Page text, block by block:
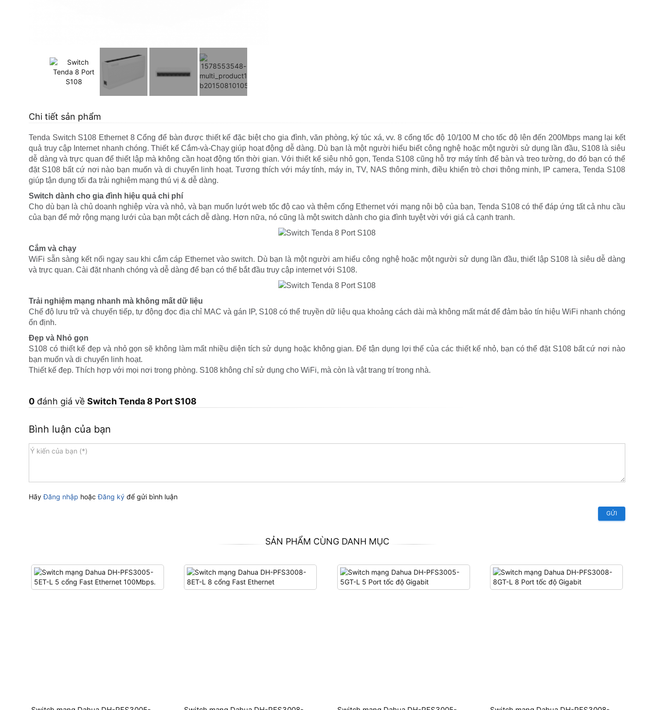
Chi tiết sản phẩm
Tenda Switch S108 Ethernet 8 Cổng để bàn được thiết kế đặc biệt cho gia đình, văn phòng, ký túc xá, vv. 8 cổng tốc độ 10/100 M cho tốc độ lên đến 200Mbps mang lại kết
quả truy cập Internet nhanh chóng. Thiết kế Cắm-và-Chạy giúp hoạt động dễ dàng. Dù bạn là một người hiểu biết công nghệ hoặc một người sử dụng lần đầu, S108 là siêu
dễ dàng và trực quan để thiết lập mà không cần hoạt động tốn thời gian. Với thiết kế siêu nhỏ gọn, Tenda S108 cũng hỗ trợ máy tính để bàn và treo tường, do đó bạn có thể
đặt S108 bất cứ nơi nào bạn muốn và di chuyển linh hoạt. Tương thích với máy tính, máy in, TV, NAS thông minh, điều khiển trò chơi thông minh, IP camera, Tenda S108
giúp tận dụng tối đa trải nghiệm mạng thú vị & dễ dàng.
Switch dành cho gia đình hiệu quả chi phí
Cho dù bạn là chủ doanh nghiệp vừa và nhỏ, và bạn muốn lướt web tốc độ cao và thêm cổng Ethernet với mạng nội bộ của bạn, Tenda S108 có thể đáp ứng tất cả nhu cầu
của bạn để mở rộng mạng lưới của bạn một cách dễ dàng. Hơn nữa, nó cũng là một switch dành cho gia đình tuyệt vời với giá cả cạnh tranh.
Cắm và chạy
WiFi sẵn sàng kết nối ngay sau khi cắm cáp Ethernet vào switch. Dù bạn là một người am hiểu công nghệ hoặc một người sử dụng lần đầu, thiết lập S108 là siêu dễ dàng
và trực quan. Cài đặt nhanh chóng và dễ dàng để bạn có thể bắt đầu truy cập internet với S108.
Trải nghiệm mạng nhanh mà không mất dữ liệu
Chế độ lưu trữ và chuyển tiếp, tự động đọc địa chỉ MAC và gán IP, S108 có thể truyền dữ liệu qua khoảng cách dài mà không mất mát để đảm bảo tín hiệu WiFi nhanh chóng
ổn định.
Đẹp và Nhỏ gọn
S108 có thiết kế đẹp và nhỏ gọn sẽ không làm mất nhiều diện tích sử dụng hoặc không gian. Để tận dụng lợi thế của các thiết kế nhỏ, bạn có thể đặt S108 bất cứ nơi nào
bạn muốn và di chuyển linh hoạt.
Thiết kế đẹp. Thích hợp với mọi nơi trong phòng. S108 không chỉ sử dụng cho WiFi, mà còn là vật trang trí trong nhà.
0đánh giá về Switch Tenda 8 Port S108
Bình luận của bạn
HãyĐăng nhập hoặcĐăng ký để gửi bình luận
GỬI
SẢN PHẨM CÙNG DANH MỤC